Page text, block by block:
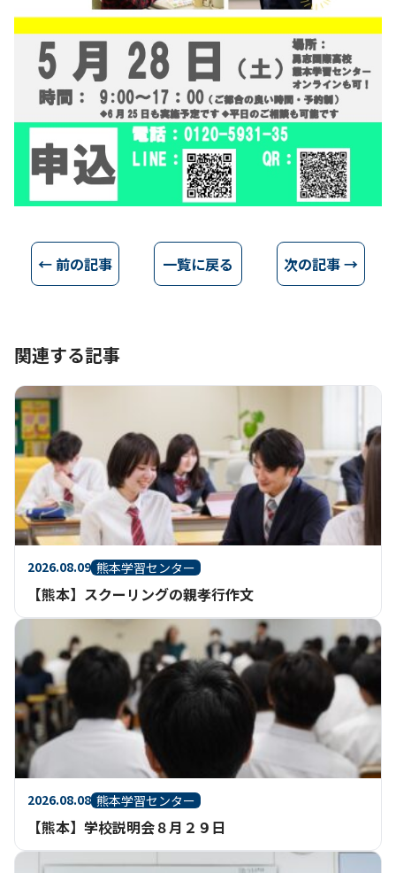
← 前の記事 一覧に戻る 次の記事 →
関連する記事
2026.08.09 熊本学習センター
【熊本】スクーリングの親孝行作文
2026.08.08 熊本学習センター
【熊本】学校説明会８月２９日